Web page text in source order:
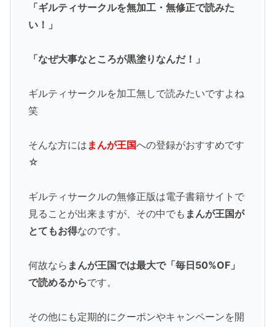
「ギルティサークルを無加工・無修正で読みた
い！」
「なぜ大事なところが黒塗りなんだ！」
ギルティサークルを加工無しで読みたいですよね
笑
そんな方には まんが王国への登録がおすすめです
☆
ギルティサークルの無修正版は電子書籍サイトで
見ることが出来ますが、その中でも まんが王国が
とてもお得なのです。
何故なら まんが王国では最大で「毎日50%OF」
で読めるからです。
その他にも定期的にクーポンやキャンペーンを開